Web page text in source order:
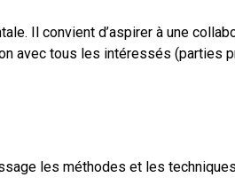
Il convient d’aspirer à une
avec tous les intéressés (parties
les méthodes et les